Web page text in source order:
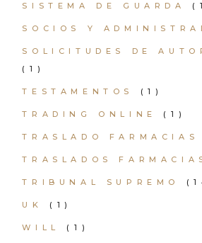
SISTEMA DE GUARDA
SOCIOS Y
SOLICITUDES DE
(1)
TESTAMENTOS (1)
TRADING ONLINE (1)
TRASLADO FARMACIAS
TRASLADOS
TRIBUNAL SUPREMO
UK (1)
WILL (1)